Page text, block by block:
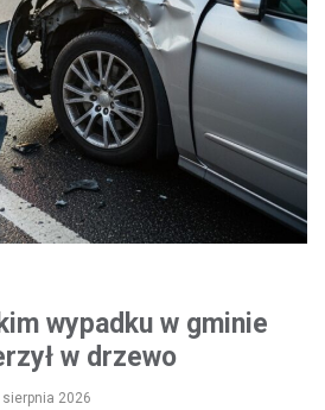
wypadku w gminie
w drzewo
sierpnia 2026